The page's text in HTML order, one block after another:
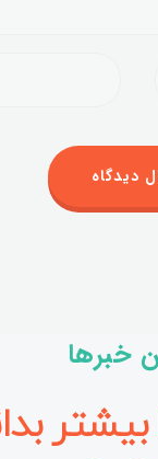
خبرها
بیشتر